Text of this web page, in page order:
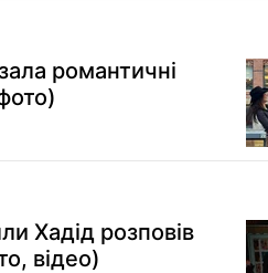
романтичні
Хадід розповів
відео)